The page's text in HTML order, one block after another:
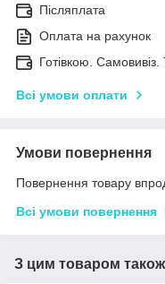
Післяплата
Оплата на рахунок
Готівкою. Самовивіз.
Всі умови оплати
Умови повернення
Повернення товару
Всі умови повернення
З цим товаром